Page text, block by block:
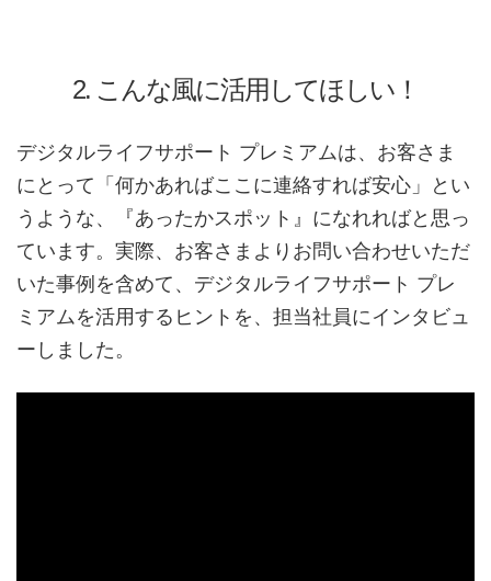
2. こんな風に活用してほしい！
デジタルライフサポート プレミアムは、お客さま
にとって「何かあればここに連絡すれば安心」とい
うような、『あったかスポット』になれればと思っ
ています。実際、お客さまよりお問い合わせいただ
いた事例を含めて、デジタルライフサポート プレ
ミアムを活用するヒントを、担当社員にインタビュ
ーしました。